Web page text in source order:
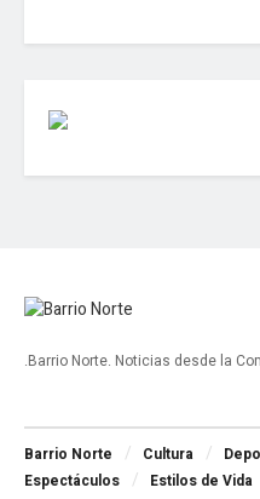
.Barrio Norte. Noticias desde la
Barrio Norte Cultura
Espectáculos
Estilos de Vida